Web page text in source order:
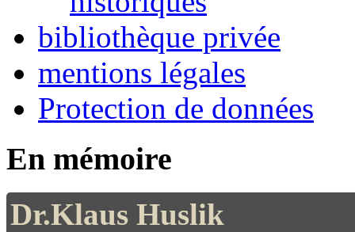
bibliothèque privée
mentions légales
Protection de données
En mémoire
Dr.Klaus Huslik